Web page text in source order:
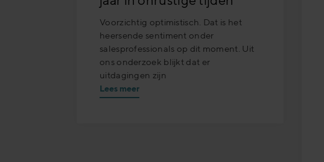
Voorzichtig optimistisch. Dat is het
heersende sentiment onder
salesprofessionals op dit moment. Uit
ons onderzoek blijkt dat er
uitdagingen zijn
Lees meer